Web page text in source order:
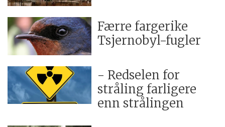
Færre fargerike
Tsjernobyl-fugler
- Redselen for
stråling farligere
enn strålingen